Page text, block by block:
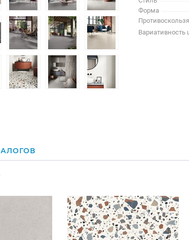
Форма
Вариативность